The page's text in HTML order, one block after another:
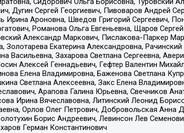
Дугин Сергей Георгиевич, Пивоваров Андрей
Ирина Ароновна, Шведов Григорий Сергеевич,
Романова Ольга Евгеньевна, Щаров
Александр Маркович, Пислакова-Паркер
Золотарева Екатерина Александровна,
Васильевна, Захарова Светлана Сергеевна,
Алексей Геннадьевич, Гефтер Валентин
Елена Владимировна, Баженова Светлана
Светлана Алексеевна, Закс Елена
Арапова Галина Юрьевна, Свечников
Ирина Вячеславовна, Литинский Леонид
Орлов Олег Петрович, Добровольская Анна
Борис Андреевич, Левинсон Лев
Герман Константинович